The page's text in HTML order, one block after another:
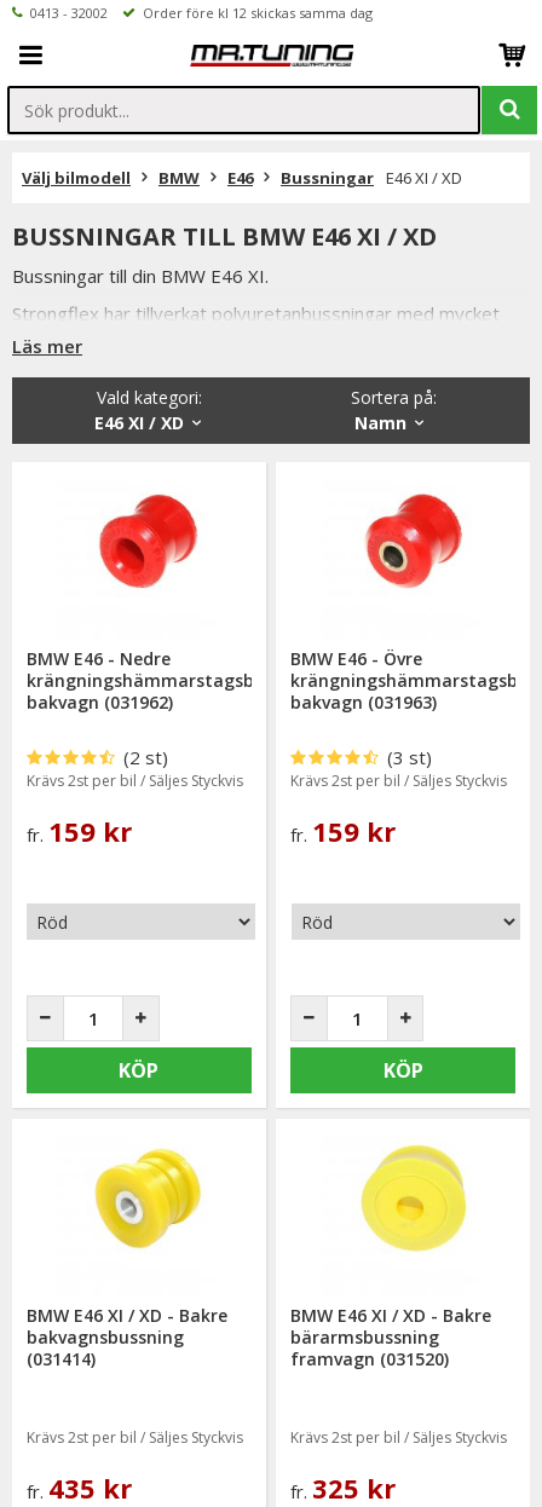
0413 - 32002 Order före kl 12 skickas samma dag
Välj bilmodell BMW E46 Bussningar E46 XI / XD
BUSSNINGAR TILL BMW E46 XI / XD
Bussningar till din BMW E46 XI.
Strongflex har tillverkat polyuretanbussningar med mycket
hög kvalité i över tio år.
Röd polyuretanbussning = Motsvarar original hårdhet (80
Lämpar sig som vill förbättra din bils väghållning utan att
Samt att polyuretanbussningar har betydligt längre livslängd
än original gummibussningar.
Gul polyuretanbussning = Lämpar sig väl till trimmade -samt
tävlingsbilar (90 ShA).
Läs mer
Sortera på:
Namn
Vald kategori:
E46 XI / XD
BMW E46 - Nedre
krängningshämmarstagsbussning
bakvagn (031962)
(2 st)
Krävs 2st per bil / Säljes Styckvis
fr. 159 kr
KÖP
BMW E46 - Övre
bakvagn (031963)
(3 st)
Krävs 2st per bil / Säljes Styckvis
fr. 159 kr
KÖP
BMW E46 XI / XD - Bakre
bakvagnsbussning
(031414)
Krävs 2st per bil / Säljes Styckvis
fr. 435 kr
BMW E46 XI / XD - Bakre
bärarmsbussning
framvagn (031520)
Krävs 2st per bil / Säljes Styckvis
fr. 325 kr